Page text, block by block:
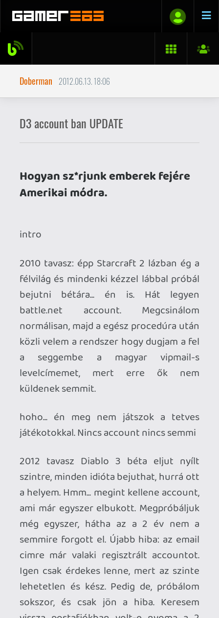
Amerikai módra.
intro
2010 tavasz: épp Starcraft 2 lázban ég a
battle.net account. Megcsinálom
közli velem a rendszer hogy dugjam a fel
a seggembe a magyar vipmail-s
levelcímemet, mert erre ők nem
küldenek semmit.
hoho... én meg nem játszok a tetves
játékotokkal. Nincs account nincs semmi
2012 tavasz Diablo 3 béta eljut nyílt
szintre, minden idióta bejuthat, hurrá ott
a helyem. Hmm... megint kellene account,
ami már egyszer elbukott. Megpróbáljuk
cimre már valaki regisztrált accountot.
Igen csak érdekes lenne, mert az szinte
sokszor, és csak jön a hiba. Keresem
évvel ezelőtti próbának. Nem. Anyád!
Akkor ezek szerint anno mégis csak lett
accountom, de valami csillagegyüttállás
miatt megrekedt a gravitáció mentes
térben. Paradoxon, de már megszoktam
hogy derült égből jön mindig a paritás
hiba. Vajon mit adtam meg jelszónak?? Ki
kellene találni. Hát mint a Mátrixban
amikor Morpheust bedrogozzák. Na pont
úgy csináltam alfa agyhullámokból bétát
saját magamnak. Meg lett a jelszó hurrá
beenged a az account, mehet a béta.